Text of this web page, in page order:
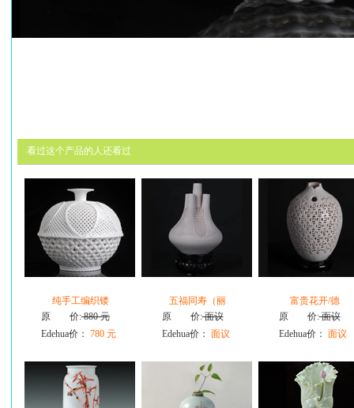
看过这个产品的人还看过
纯手工编织镂
原 价:880 元
Edehua价： 780 元
五福同寿（丽
原 价:面议
Edehua价： 面议
富贵花开/德
原 价:面议
Edehua价： 面议